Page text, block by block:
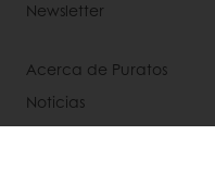
Newsletter
Acerca de Puratos
Noticias
Contáctanos